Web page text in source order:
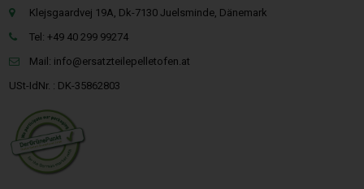
Klejsgaardvej 19A, Dk-7130 Juelsminde, Dänemark
Tel: +49 40 299 99274
Mail: info@ersatzteilepelletofen.at
USt-IdNr. : DK-35862803